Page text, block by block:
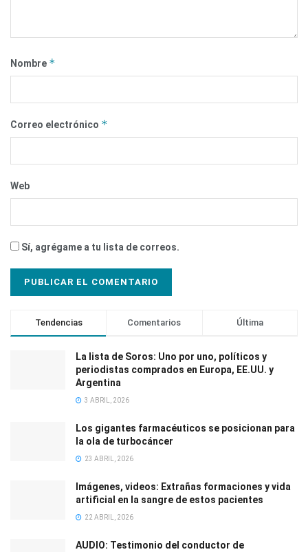
Nombre *
Correo electrónico *
Web
Sí, agrégame a tu lista de correos.
Tendencias Comentarios Última
La lista de Soros: Uno por uno, políticos y
periodistas comprados en Europa, EE.UU. y
Argentina
3 ABRIL, 2026
Los gigantes farmacéuticos se posicionan para
la ola de turbocáncer
23 ABRIL, 2026
Imágenes, videos: Extrañas formaciones y vida
artificial en la sangre de estos pacientes
22 ABRIL, 2026
AUDIO: Testimonio del conductor de